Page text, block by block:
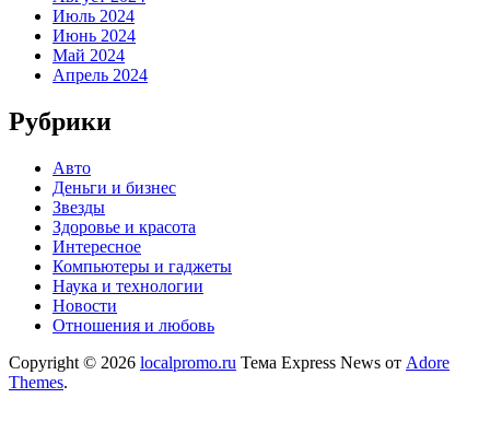
Июль 2024
Июнь 2024
Май 2024
Апрель 2024
Рубрики
Авто
Деньги и бизнес
Звезды
Здоровье и красота
Интересное
Компьютеры и гаджеты
Наука и технологии
Новости
Отношения и любовь
Copyright © 2026 localpromo.ru Тема Express News от Adore
Themes.